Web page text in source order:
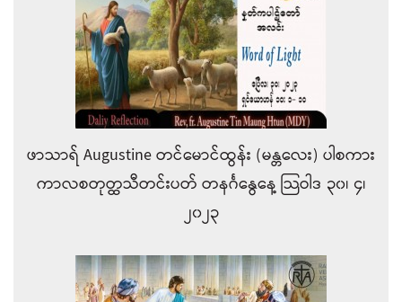
ဖာသာရ် Augustine တင်မောင်ထွန်း (မန္တလေး) ပါစကား
ကာလစတုတ္ထသီတင်းပတ် တနင်္ဂနွေနေ့ သြဝါဒ ၃၀၊ ၄၊
၂၀၂၃